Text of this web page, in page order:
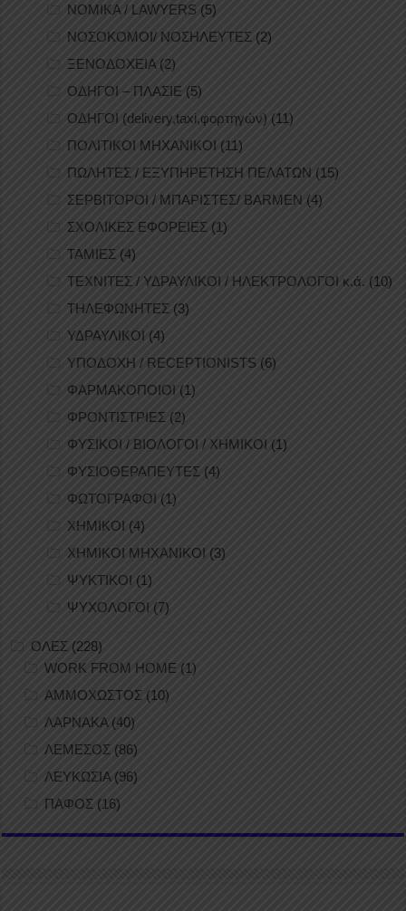
ΝΟΜΙΚΑ / LAWYERS (5)
ΝΟΣΟΚΟΜΟΙ/ ΝΟΣΗΛΕΥΤΕΣ (2)
ΞΕΝΟΔΟΧΕΙΑ (2)
ΟΔΗΓΟΙ – ΠΛΑΣΙΕ (5)
ΟΔΗΓΟΙ (delivery,taxi,φορτηγών) (11)
ΠΟΛΙΤΙΚΟΙ ΜΗΧΑΝΙΚΟΙ (11)
ΠΩΛΗΤΕΣ / ΕΞΥΠΗΡΕΤΗΣΗ ΠΕΛΑΤΩΝ (15)
ΣΕΡΒΙΤΟΡΟΙ / ΜΠΑΡΙΣΤΕΣ/ BARMEN (4)
ΣΧΟΛΙΚΕΣ ΕΦΟΡΕΙΕΣ (1)
ΤΑΜΙΕΣ (4)
ΤΕΧΝΙΤΕΣ / ΥΔΡΑΥΛΙΚΟΙ / ΗΛΕΚΤΡΟΛΟΓΟΙ κ.ά. (10)
ΤΗΛΕΦΩΝΗΤΕΣ (3)
ΥΔΡΑΥΛΙΚΟΙ (4)
ΥΠΟΔΟΧΗ / RECEPTIONISTS (6)
ΦΑΡΜΑΚΟΠΟΙΟΙ (1)
ΦΡΟΝΤΙΣΤΡΙΕΣ (2)
ΦΥΣΙΚΟΙ / ΒΙΟΛΟΓΟΙ / ΧΗΜΙΚΟΙ (1)
ΦΥΣΙΟΘΕΡΑΠΕΥΤΕΣ (4)
ΦΩΤΟΓΡΑΦΟΙ (1)
ΧΗΜΙΚΟΙ (4)
ΧΗΜΙΚΟΙ ΜΗΧΑΝΙΚΟΙ (3)
ΨΥΚΤΙΚΟΙ (1)
ΨΥΧΟΛΟΓΟΙ (7)
ΟΛΕΣ (228)
WORK FROM HOME (1)
ΑΜΜΟΧΩΣΤΟΣ (10)
ΛΑΡΝΑΚΑ(40)
ΛΕΜΕΣΟΣ (86)
ΛΕΥΚΩΣΙΑ(96)
ΠΑΦΟΣ (16)